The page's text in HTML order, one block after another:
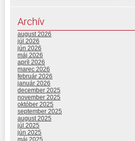
Archív
august 2026
júl 2026
jún 2026
máj 2026
apríl 2026
marec 2026
február 2026
január 2026
december 2025
november 2025
október 2025
september 2025
august 2025
júl 2025
jún 2025